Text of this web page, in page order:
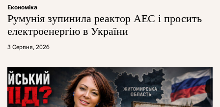
Економіка
Румунія зупинила реактор АЕС і просить
електроенергію в України
3 Серпня, 2026